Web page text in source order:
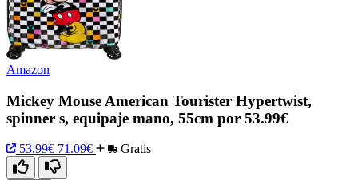
Amazon
Mickey Mouse American Tourister Hypertwist,
spinner s, equipaje mano, 55cm por 53.99€
53.99€ 71.09€ Gratis